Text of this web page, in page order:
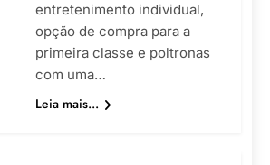
entretenimento individual,
opção de compra para a
primeira classe e poltronas
com uma…
Leia mais...